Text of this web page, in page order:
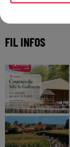
FIL INFOS